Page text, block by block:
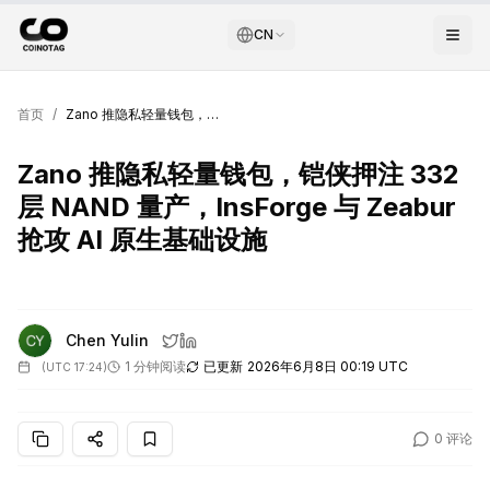
CN
首页 / Zano 推隐私轻量钱包，铠侠押注 332 层 NAND 量产，InsForge 与 Zeabur 抢攻 AI 原生基础设施
Zano 推隐私轻量钱包，铠侠押注 332
层 NAND 量产，InsForge 与 Zeabur
抢攻 AI 原生基础设施
Chen Yulin
(UTC 17:24) 1 分钟阅读 已更新 2026年6月8日 00:19 UTC
0 评论